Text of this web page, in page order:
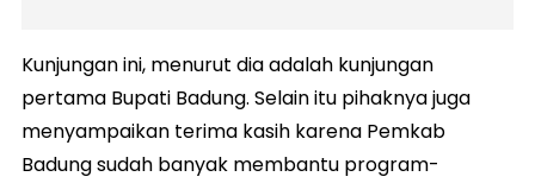
Kunjungan ini, menurut dia adalah kunjungan
pertama Bupati Badung. Selain itu pihaknya juga
menyampaikan terima kasih karena Pemkab
Badung sudah banyak membantu program-